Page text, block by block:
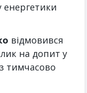
енергетики
відмовився
на допит у
тимчасово